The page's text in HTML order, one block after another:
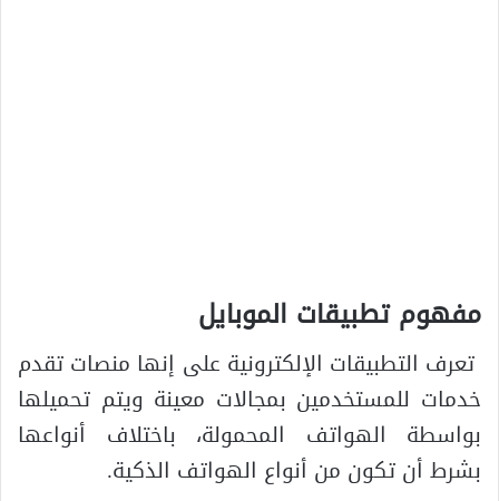
مفهوم تطبيقات الموبايل
تعرف التطبيقات الإلكترونية على إنها منصات تقدم
خدمات للمستخدمين بمجالات معينة ويتم تحميلها
بواسطة الهواتف المحمولة، باختلاف أنواعها
بشرط أن تكون من أنواع الهواتف الذكية.